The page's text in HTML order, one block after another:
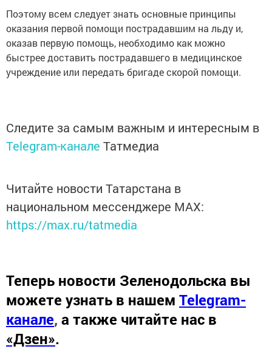
Поэтому всем следует знать основные принципы
оказания первой помощи пострадавшим на льду и,
оказав первую помощь, необходимо как можно
быстрее доставить пострадавшего в медицинское
учреждение или передать бригаде скорой помощи.
Следите за самым важным и интересным в
Telegram-канале Татмедиа
Читайте новости Татарстана в
национальном мессенджере MАХ:
https://max.ru/tatmedia
Теперь новости Зеленодольска вы
можете узнать в нашем Telegram-
канале, а также читайте нас в
«Дзен».